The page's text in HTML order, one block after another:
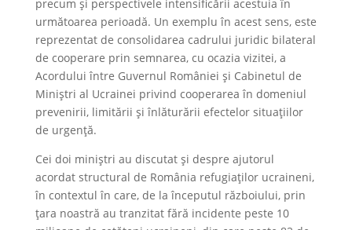
precum și perspectivele intensificării acestuia în
următoarea perioadă. Un exemplu în acest sens, este
reprezentat de consolidarea cadrului juridic bilateral
de cooperare prin semnarea, cu ocazia vizitei, a
Acordului între Guvernul României și Cabinetul de
Miniștri al Ucrainei privind cooperarea în domeniul
prevenirii, limitării şi înlăturării efectelor situațiilor
de urgență.
Cei doi miniștri au discutat și despre ajutorul
acordat structural de România refugiaților ucraineni,
în contextul în care, de la începutul războiului, prin
țara noastră au tranzitat fără incidente peste 10